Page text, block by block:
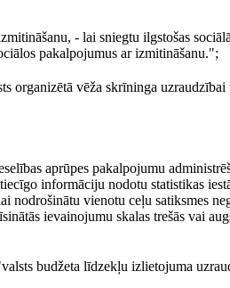
- lai sniegtu ilgstošas
pakalpojumus ar izmitināšanu.";
organizētā vēža skrīninga uzraudzībai
aprūpes pakalpojumu
informāciju nodotu statistikas
nodrošinātu vienotu ceļu satiksmes
ievainojumu skalas trešās vai
budžeta līdzekļu izlietojuma